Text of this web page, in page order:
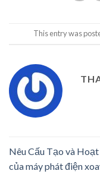
This entry was
Nêu Cấu Tạo và
của máy phát điện